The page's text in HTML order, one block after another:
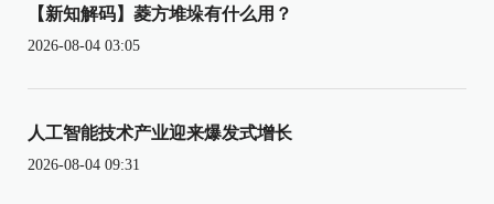
【新知解码】菱方堆垛有什么用？
2026-08-04 03:05
人工智能技术产业迎来爆发式增长
2026-08-04 09:31